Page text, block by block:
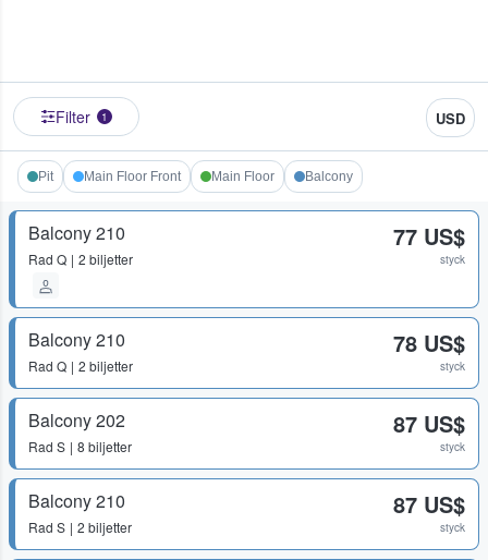
Filter 1 USD
Pit Main Floor Front Main Floor Balcony
Balcony 210
Rad Q 2 biljetter
77 US$
styck
Balcony 210
Rad Q 2 biljetter
78 US$
styck
Balcony 202
Rad S 8 biljetter
87 US$
styck
Balcony 210
Rad S 2 biljetter
87 US$
styck